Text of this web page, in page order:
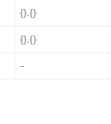
{}.{}
{}.{}
–